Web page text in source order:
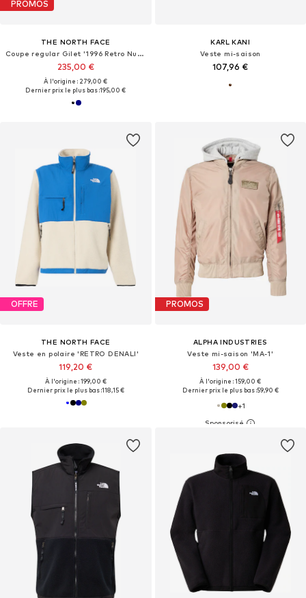
PROMOS
THE NORTH FACE
Coupe regular Gilet '1996 Retro Nuptse'
235,00 €
À l'origine : 279,00 €
Dernier prix le plus bas :195,00 €
KARL KANI
Veste mi-saison
107,96 €
OFFRE
THE NORTH FACE
Veste en polaire 'RETRO DENALI'
119,20 €
À l'origine : 199,00 €
Dernier prix le plus bas :118,15 €
PROMOS
ALPHA INDUSTRIES
Veste mi-saison 'MA-1'
139,00 €
À l'origine : 159,00 €
Dernier prix le plus bas :59,90 €
+1